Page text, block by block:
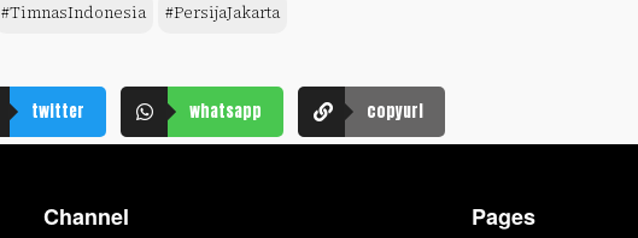
#TimnasIndonesia #PersijaJakarta
twitter whatsapp copyurl
Channel Pages